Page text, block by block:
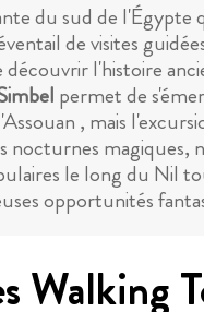
du sud de
de visites
découvrir l'histoire
permet de
, mais
nocturnes magiques,
le long du Nil
opportunités
Walking